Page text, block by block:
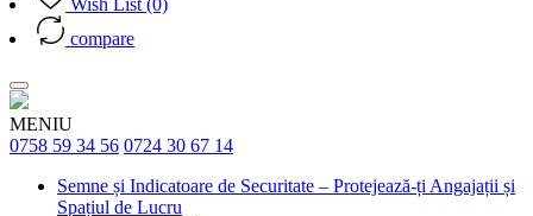
Wish List (0)
compare
MENIU
0758 59 34 56 0724 30 67 14
Semne și Indicatoare de Securitate – Protejează-ți Angajații și
Spațiul de Lucru